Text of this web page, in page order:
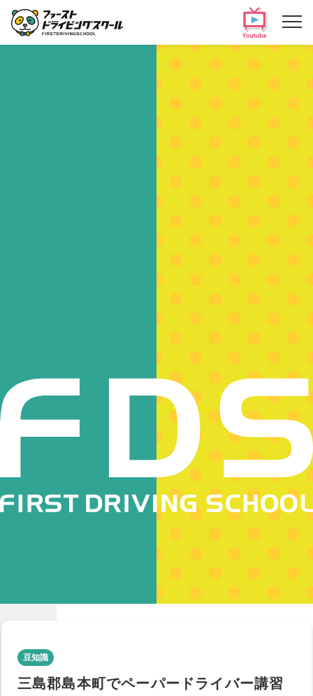
豆知識
三島郡島本町でペーパードライバー講習